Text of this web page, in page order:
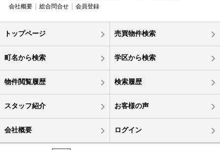
会社概要
総合問合せ 会員登録
トップページ 売買物件検索
町名から検索 学区から検索
物件閲覧履歴 検索履歴
スタッフ紹介 お客様の声
会社概要 ログイン